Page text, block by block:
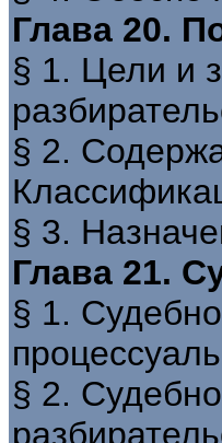
Глава 20.
§ 1. Цели и
§ 2.
§ 3.
Глава 21.
§ 1.
§ 2.